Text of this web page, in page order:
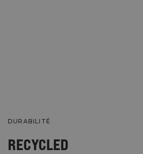
DURABILITÉ
RECYCLED